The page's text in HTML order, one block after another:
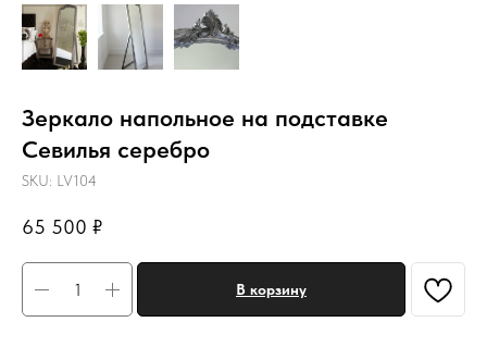
Зеркало напольное на подставке
Севилья серебро
SKU: LV104
65 500 ₽
В корзину